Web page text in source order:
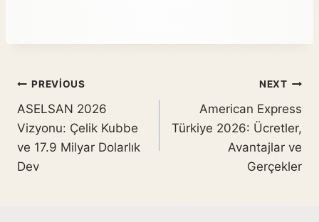
PREVIOUS
ASELSAN 2026
Vizyonu: Çelik Kubbe
ve 17.9 Milyar Dolarlık
Dev
NEXT
American Express
Türkiye 2026: Ücretler,
Avantajlar ve
Gerçekler